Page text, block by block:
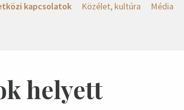
kapcsolatok Közélet, kultúra Média
helyett